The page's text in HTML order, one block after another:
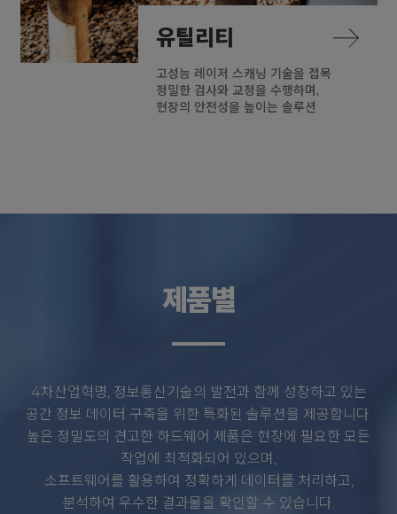
유틸리티
고성능 레이저 스캐닝 기술을 접목
정밀한 검사와 교정을 수행하며,
현장의 안전성을 높이는 솔루션
제품별
4차산업혁명, 정보통신기술의 발전과 함께 성장하고 있는
공간 정보 데이터 구축을 위한 특화된 솔루션을 제공합니다.
높은 정밀도의 견고한 하드웨어 제품은 현장에 필요한 모든
작업에 최적화되어 있으며,
소프트웨어를 활용하여 정확하게 데이터를 처리하고,
분석하여 우수한 결과물을 확인할 수 있습니다.